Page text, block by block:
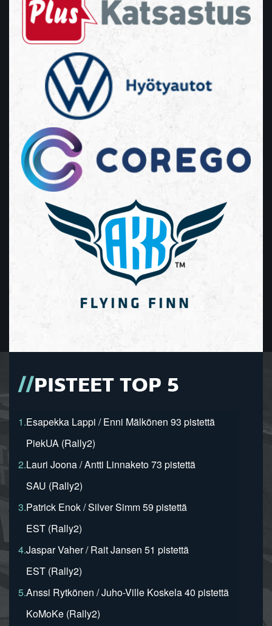
PISTEET TOP 5
1.Esapekka Lappi / Enni Mälkönen 93 pistettä
PiekUA (Rally2)
2.Lauri Joona / Antti Linnaketo 73 pistettä
SAU (Rally2)
3.Patrick Enok / Silver Simm 59 pistettä
EST (Rally2)
4.Jaspar Vaher / Rait Jansen 51 pistettä
EST (Rally2)
5.Anssi Rytkönen / Juho-Ville Koskela 40 pistettä
KoMoKe (Rally2)